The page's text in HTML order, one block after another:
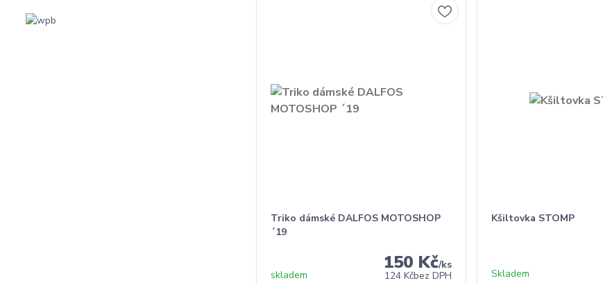
Triko dámské DALFOS MOTOSHOP
´19
150 Kč/ks
124 Kčbez DPH
skladem
Kšiltovka STOMP
Skladem